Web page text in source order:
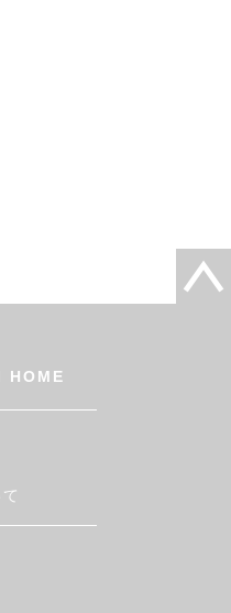
HOME